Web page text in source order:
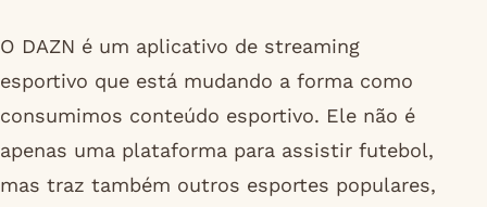
O DAZN é um aplicativo de streaming
esportivo que está mudando a forma como
consumimos conteúdo esportivo. Ele não é
apenas uma plataforma para assistir futebol,
mas traz também outros esportes populares,